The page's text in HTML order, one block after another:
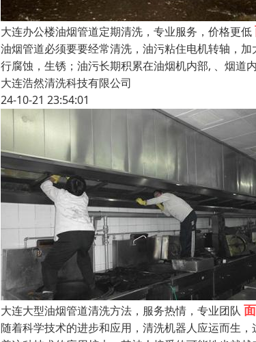
大连办公楼油烟管道定期清洗，专业服务，价格更低
油烟管道必须要要经常清洗，油污粘住电机转轴，
行腐蚀，生锈；油污长期积累在油烟机内部, 、烟道
大连浩然清洗科技有限公司
24-10-21 23:54:01
大连大型油烟管道清洗方法，服务热情，专业团队
随着科学技术的进步和应用，清洗机器人应运而生